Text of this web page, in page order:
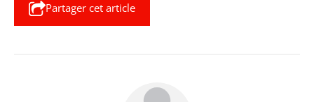
Partager cet article